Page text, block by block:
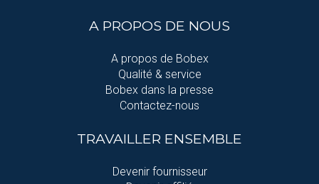
A PROPOS DE NOUS
A propos de Bobex
Qualité & service
Bobex dans la presse
Contactez-nous
TRAVAILLER ENSEMBLE
Devenir fournisseur